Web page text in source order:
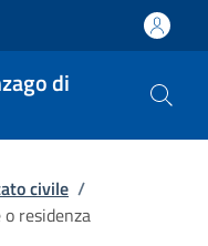
di
civile /
residenza